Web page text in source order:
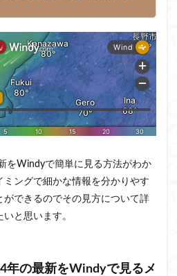
をWindyで簡単に見る方法がわか
ングで細かな情報を分かりやす
ができるのでその見方について詳
と思います。
年の最新をWindyで見るメ